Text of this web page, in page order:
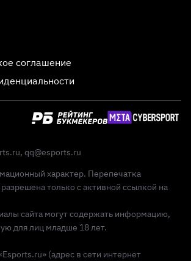
соглашение
qq@esports.ru
характер. Перепечатка
только с активной ссылкой на
сайта могут содержать информацию,
для лиц младше 18 лет.
(адрес в сети интернет